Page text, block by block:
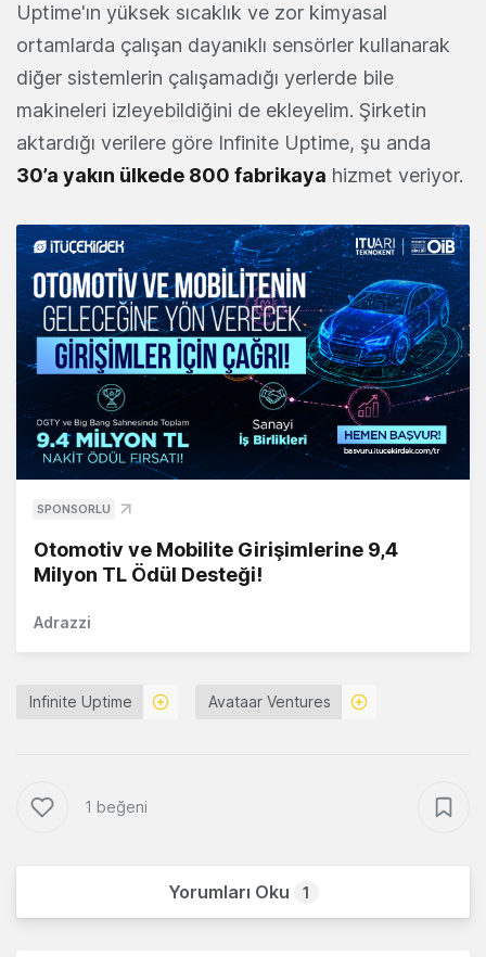
Uptime'ın yüksek sıcaklık ve zor kimyasal
ortamlarda çalışan dayanıklı sensörler kullanarak
diğer sistemlerin çalışamadığı yerlerde bile
makineleri izleyebildiğini de ekleyelim. Şirketin
aktardığı verilere göre Infinite Uptime, şu anda
30’a yakın ülkede 800 fabrikaya hizmet veriyor.
SPONSORLU
Otomotiv ve Mobilite Girişimlerine 9,4
Milyon TL Ödül Desteği!
Adrazzi
Infinite Uptime Avataar Ventures
1 beğeni
Yorumları Oku 1